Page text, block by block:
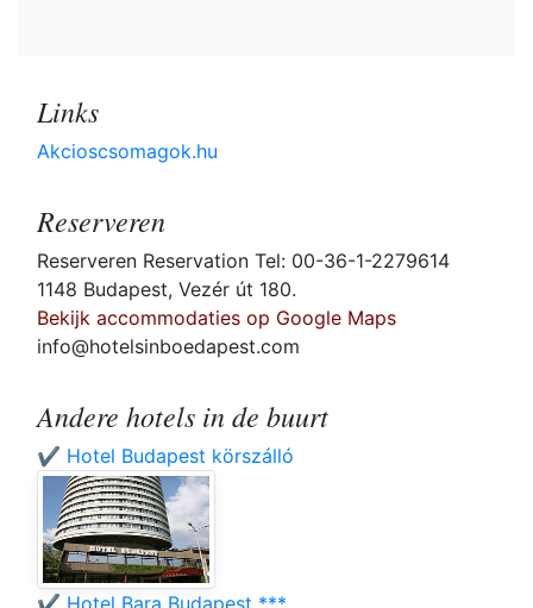
Links
Akcioscsomagok.hu
Reserveren
Reserveren Reservation Tel: 00-36-1-2279614
1148 Budapest, Vezér út 180.
Bekijk accommodaties op Google Maps
info@hotelsinboedapest.com
Andere hotels in de buurt
✔️ Hotel Budapest körszálló